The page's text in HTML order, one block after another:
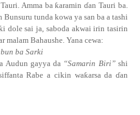
Amma baƙaramin ɗan Tauri ba.
Bunsuru tunda kowa ya san ba a tashi
i dole sai ja, saboda akwai irin tasirin
malam Bahaushe. Yana cewa:
ba Sarki
Audun gayya da “Samarin Biri”shi
Rabe a cikin waƙarsa da ɗan